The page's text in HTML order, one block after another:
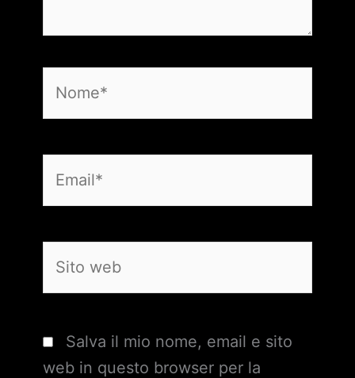
web
Salva il mio nome, email e sito
web in questo browser per la